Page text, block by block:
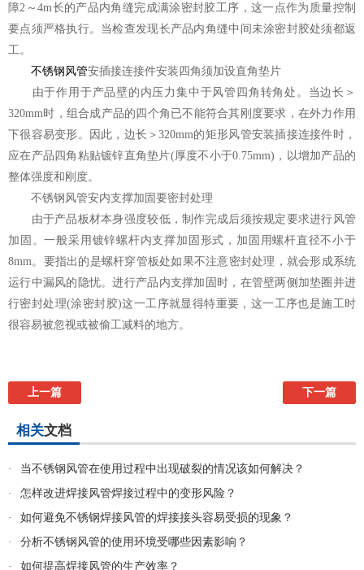
障2～4m长的产品内角缝完成满涂密封胶工序，这一点作为质量控制
要点须严格执行。当检查发现长产品内角缝中间未涂密封胶处须都返
工。
不锈钢风管安插接连接件安装四角须加设直角垫片
由于作用于产品壁的内压力集中于风管四角转角处。当边长＞
320mm时，组合成产品的四个角已不能符合其刚度要求，在外力作用
下很容易变形。因此，边长＞320mm的矩形风管安装插接连接件时，
应在产品四角粘贴镀锌直角垫片(厚度不小于0.75mm)，以增加产品的
整体强度和刚度。
不锈钢风管安内支撑加固要密封处理
由于产品板材本身强度较低，制作完成后须按规定要求进行风管
加固。一般采用镀锌螺杆内支撑加固形式，加固用螺杆直径不小于
8mm。要指出的是螺杆穿管板处如果不注意密封处理，就会形成系统
运行中漏风的隐忧。进行产品内支撑加固时，在管壁两侧加垫圈并进
行密封处理(涂密封胶)这一工序就显得特重要，这一工序也是施工时
很容易被忽视或被偷工减料的地方。
上一篇 下一篇
相关文档
·
当不锈钢风管在使用过程中出现破裂的情况该如何解决？
·
怎样改进焊接风管焊接过程中的变形风险？
·
如何避免不锈钢焊接风管的焊接接头容易受损的现象？
·
分析不锈钢风管的使用环境受哪些因素影响？
·
如何提高焊接风管的生产效率？